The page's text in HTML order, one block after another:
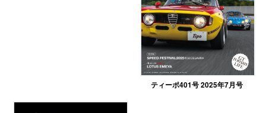
ティーポ401号 2025年7月号